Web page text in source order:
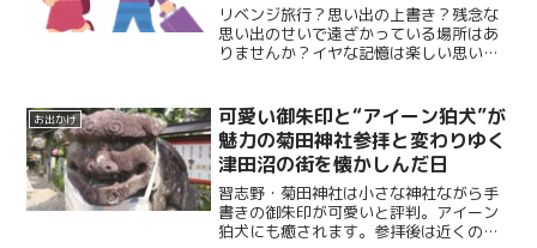
リベンジ旅行？思い出の上書き？残念な
思い出のせいで遠ざかっている場所はあ
りませんか？イヤな記憶は楽しい思い出
りました。絶対行ってみせます！
お出かけ
可愛い御朱印と“アイーン狛犬”が
魅力の菊田神社参拝と変わりゆく
津田沼の街を懐かしんだ日
習志野・菊田神社は小さな神社ながら手
書きの御朱印が可愛いと評判。アイーン
狛犬にも癒されます。参拝後は近くの洋